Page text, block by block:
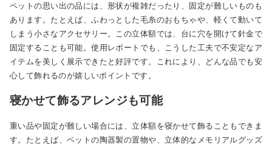
ペットの思い出の品には、形状が複雑だったり、固定が難しいものも
あります。たとえば、ふわっとした毛糸のおもちゃや、軽くて動いて
しまう小さなアクセサリー。この立体額では、台に穴を開けて針金で
固定することも可能。使用レポートでも、こうした工夫で不安定なア
イテムを美しく展示できたと好評です。これにより、どんな品でも安
心して飾れるのが嬉しいポイントです。
寝かせて飾るアレンジも可能
重い品や固定が難しい場合には、立体額を寝かせて飾ることもできま
す。たとえば、ペットの陶器製の置物や、立体的なメモリアルグッズ